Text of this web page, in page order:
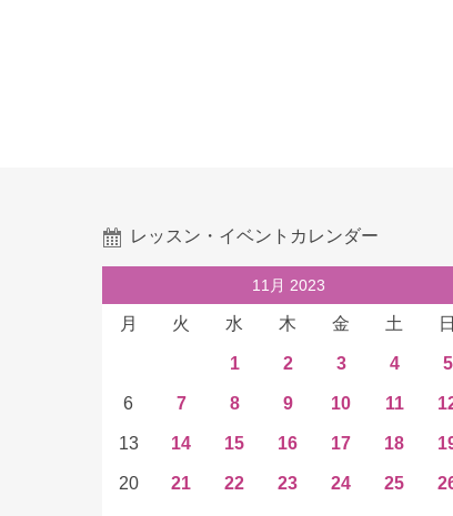
レッスン・イベントカレンダー
11月 2023
月 火 水 木 金 土 日
1 2 3 4 5
6 7 8 9 10 11
13 14 15 16 17 18
20 21 22 23 24 25